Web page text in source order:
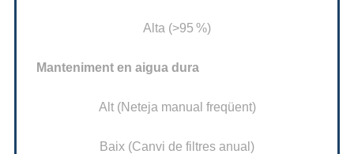
Alta (>95 %)
Manteniment en aigua dura
Alt (Neteja manual freqüent)
Baix (Canvi de filtres anual)